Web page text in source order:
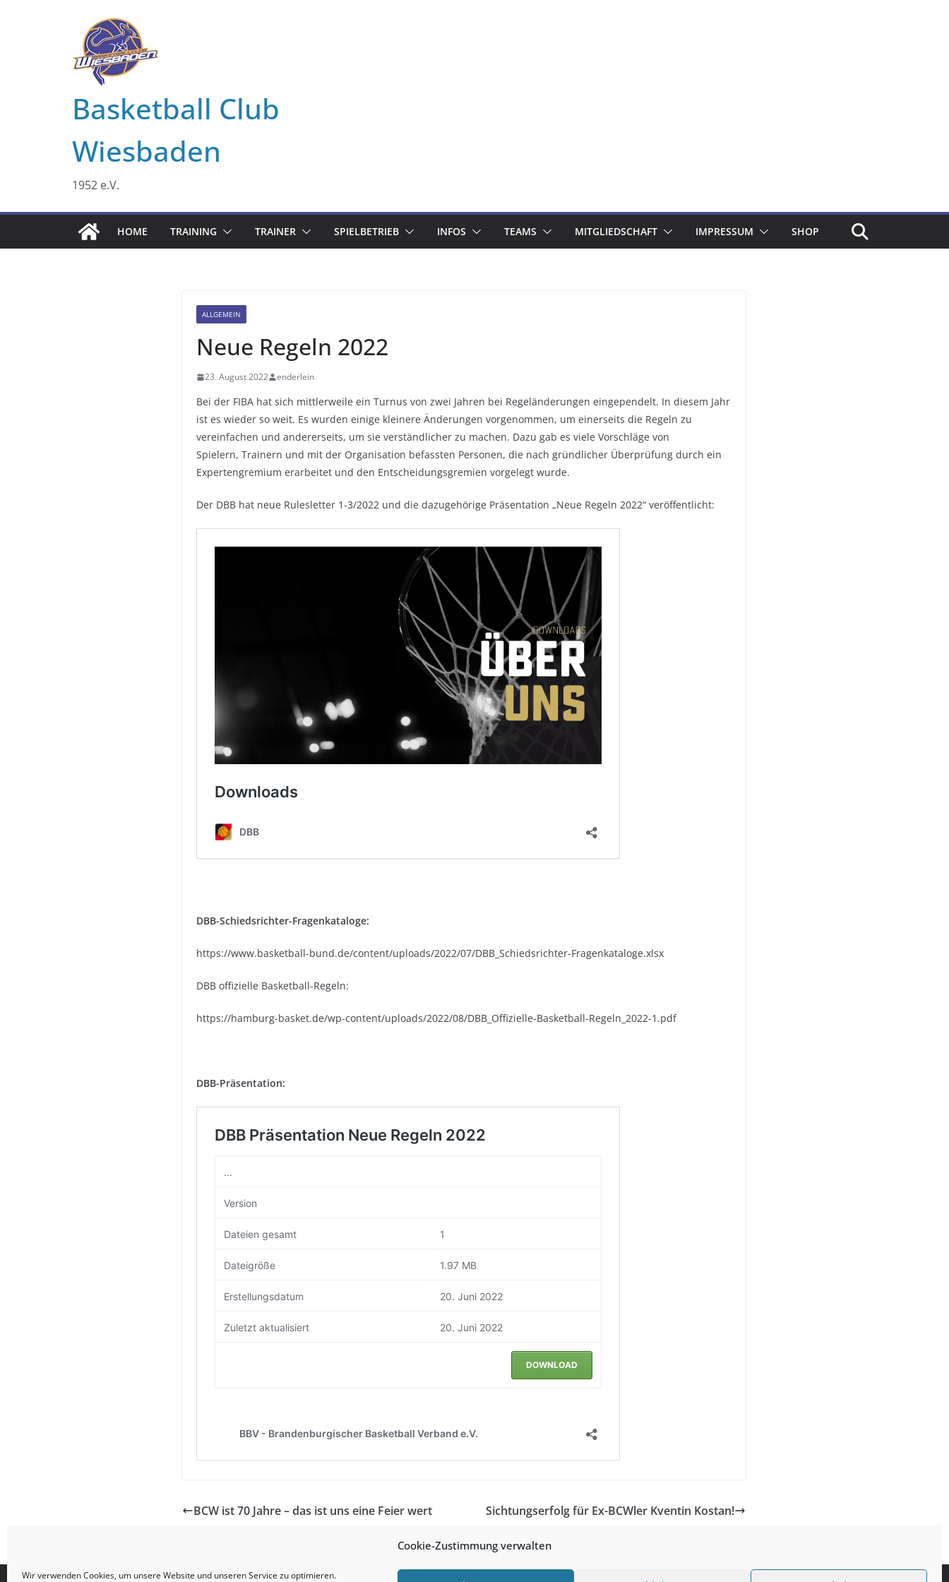
Cookie-Zustimmung verwalten
Wir verwenden Cookies, um unsere Website und unseren Service zu optimieren.
Basketball Club
Wiesbaden
1952 e.V.
HOME TRAINING TRAINER SPIELBETRIEB INFOS TEAMS MITGLIEDSCHAFT IMPRESSUM SHOP
ALLGEMEIN
Neue Regeln 2022
23. August 2022 enderlein
Bei der FIBA hat sich mittlerweile ein Turnus von zwei Jahren bei Regeländerungen eingependelt. In diesem Jahr
ist es wieder so weit. Es wurden einige kleinere Änderungen vorgenommen, um einerseits die Regeln zu
vereinfachen und andererseits, um sie verständlicher zu machen. Dazu gab es viele Vorschläge von
Spielern, Trainern und mit der Organisation befassten Personen, die nach gründlicher Überprüfung durch ein
Expertengremium erarbeitet und den Entscheidungsgremien vorgelegt wurde.
Der DBB hat neue Rulesletter 1-3/2022 und die dazugehörige Präsentation „Neue Regeln 2022“ veröffentlicht:
DBB-Schiedsrichter-Fragenkataloge:
https://www.basketball-bund.de/content/uploads/2022/07/DBB_Schiedsrichter-Fragenkataloge.xlsx
DBB offizielle Basketball-Regeln:
https://hamburg-basket.de/wp-content/uploads/2022/08/DBB_Offizielle-Basketball-Regeln_2022-1.pdf
DBB-Präsentation:
BCW ist 70 Jahre – das ist uns eine Feier wert Sichtungserfolg für Ex-BCWler Kventin Kostan!